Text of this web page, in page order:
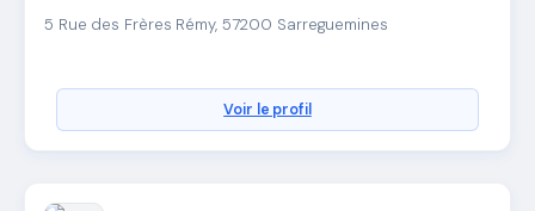
5 Rue des Frères Rémy, 57200 Sarreguemines
Voir le profil